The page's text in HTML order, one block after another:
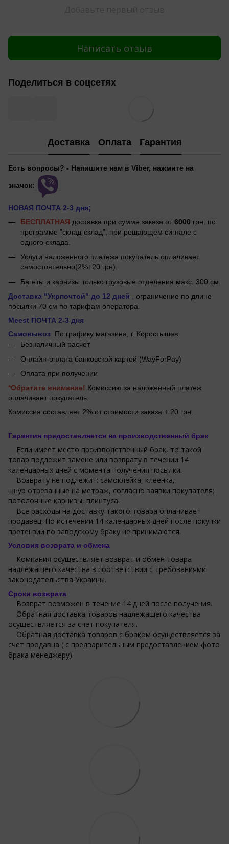
Написать отзыв
Поделиться в соцсетях
Доставка Оплата Гарантия
Есть вопросы? - Напишите нам в Viber, нажмите на
значок:
НОВАЯ ПОЧТА 2-3 дня;
БЕСПЛАТНАЯ доставка при сумме заказа от 6000 грн. по
программе "склад-склад", при решающем сигнале с
одного склада.
Услуги наложенного платежа покупатель оплачивает
самостоятельно(2%+20 грн).
Багеты и карнизы только грузовые отделения макс. 300 см.
Доставка "Укрпочтой" до 12 дней
ограничение по длине
посылки 70 см по тарифам оператора.
Meest ПОЧТА 2-3 дня
Самовывоз
По графику магазина, г. Коростышев.
Безналичный расчет
Онлайн-оплата банковской картой (WayForPay)
Оплата при получении
*Обратите внимание! Комиссию за наложенный платеж
оплачивает покупатель.
Комиссия составляет 2% от стоимости заказа + 20 грн.
Гарантия предоставляется на производственный брак
Если имеет место производственный брак, то такой
товар подлежит замене или возврату в течении 14
календарных дней с момента получения посылки.
Возврату не подлежит: самоклейка, клеенка,
шнур отрезанные на метраж, согласно заявки покупателя;
потолочные карнизы, плинтуса.
Все расходы на доставку такого товара оплачивает
продавец. По истечении 14 календарных дней после покупки
претензии по заводскому браку не принимаются.
Условия возврата и обмена
Компания осуществляет возврат и обмен товара
надлежащего качества в соответствии с требованиями
законодательства Украины.
Сроки возврата
Возврат возможен в течение 14 дней после получения.
Обратная доставка товаров надлежащего качества
осуществляется за счет покупателя.
Обратная доставка товаров с браком осуществляется за
счет продавца ( с предварительным предоставлением фото
брака менеджеру).